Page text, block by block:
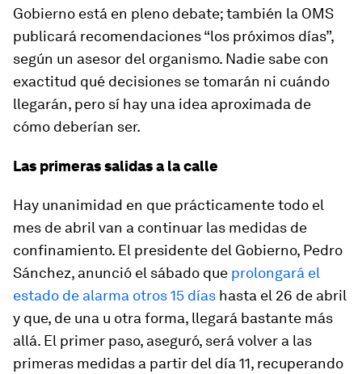
Gobierno está en pleno debate; también la OMS
publicará recomendaciones “los próximos días”,
según un asesor del organismo. Nadie sabe con
exactitud qué decisiones se tomarán ni cuándo
llegarán, pero sí hay una idea aproximada de
cómo deberían ser.
Las primeras salidas a la calle
Hay unanimidad en que prácticamente todo el
mes de abril van a continuar las medidas de
confinamiento. El presidente del Gobierno, Pedro
Sánchez, anunció el sábado que prolongará el
estado de alarma otros 15 días hasta el 26 de abril
y que, de una u otra forma, llegará bastante más
allá. El primer paso, aseguró, será volver a las
primeras medidas a partir del día 11, recuperando